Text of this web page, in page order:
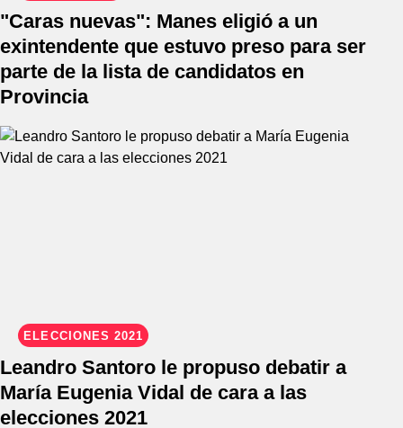
"Caras nuevas": Manes eligió a un
exintendente que estuvo preso para ser
parte de la lista de candidatos en
Provincia
ELECCIONES 2021
Leandro Santoro le propuso debatir a
María Eugenia Vidal de cara a las
elecciones 2021